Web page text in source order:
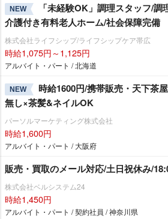
NEW
「未経験OK」調理スタッフ/
介護付き有料老人ホーム/社会保障完備
株式会社ライフシップ/ライフシップケア帯広
時給1,075円～1,125円
アルバイト・パート / 北海道
NEW
時給1600円/携帯販売・天下茶
無し×茶髪&ネイルOK
パーソルマーケティング株式会社
時給1,600円
アルバイト・パート / 大阪府
販売・買取のメール対応/土日祝休み/
株式会社ベルシステム24
時給1,450円
アルバイト・パート / 契約社員 / 神奈川県